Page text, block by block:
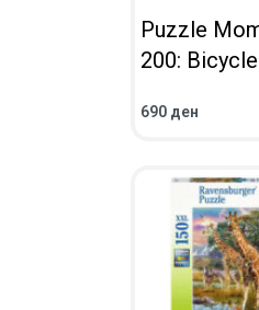
Puzzle
200: Bicycle
690 ден
ВО КОШНИЧКА